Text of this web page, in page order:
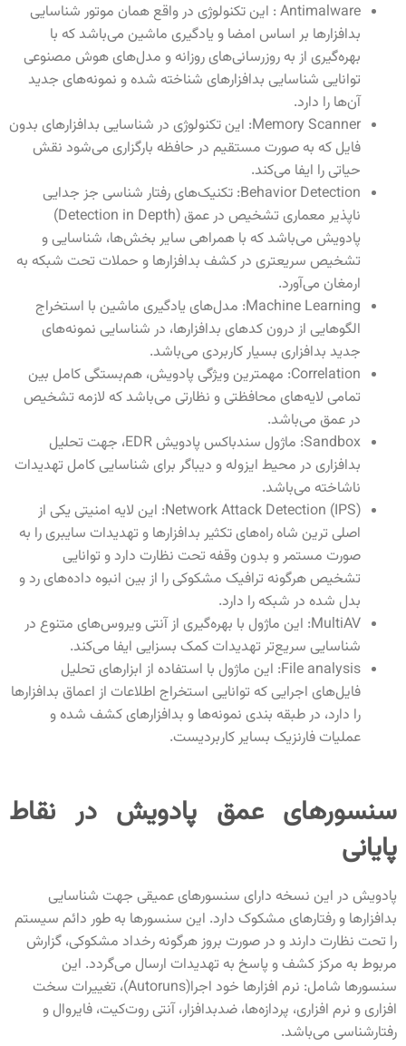
Antimalware : این تکنولوژی در واقع همان موتور شناسایی
بدافزارها بر اساس امضا و یادگیری ماشین می‌باشد که با
بهره‌گیری از به روزرسانی‌های روزانه و مدل‌های هوش مصنوعی
توانایی شناسایی بدافزارهای شناخته شده و نمونه‌های جدید
آن‌ها را دارد.
Memory Scanner: این تکنولوژی در شناسایی بدافزارهای بدون
فایل که به صورت مستقیم در حافظه بارگزاری می‌شود نقش
حیاتی را ایفا می‌کند.
Behavior Detection: تکنیک‌های رفتار شناسی جز جدایی
ناپذیر معماری تشخیص در عمق (Detection in Depth)
پادویش می‌باشد که با همراهی سایر بخش‌ها، شناسایی و
تشخیص سریعتری در کشف بدافزارها و حملات تحت شبکه به
ارمغان می‌آورد.
Machine Learning: مدل‌های یادگیری ماشین با استخراج
الگوهایی از درون کدهای بدافزارها، در شناسایی نمونه‌های
جدید بدافزاری بسیار کاربردی می‌باشد.
Correlation: مهمترین ویژگی پادویش، هم‌بستگی کامل بین
تمامی لایه‌های محافظتی و نظارتی می‌باشد که لازمه تشخیص
در عمق می‌باشد.
Sandbox: ماژول سندباکس پادویش EDR، جهت تحلیل
بدافزاری در محیط ایزوله و دیباگر برای شناسایی کامل تهدیدات
ناشاخته می‌باشد.
Network Attack Detection (IPS): این لایه امنیتی یکی از
اصلی ترین شاه راه‌های تکثیر بدافزارها و تهدیدات سایبری را به
صورت مستمر و بدون وقفه تحت نظارت دارد و توانایی
تشخیص هرگونه ترافیک مشکوکی را از بین انبوه داده‌‌های ‍‌‎‎رد و
بدل شده در شبکه را دارد.
MultiAV: این ماژول با بهره‌گیری از آنتی ویروس‌های متنوع در
شناسایی سریع‌تر تهدیدات کمک بسزایی ایفا می‌کند.
File analysis: این ماژول با استفاده از ابزارهای تحلیل
فایل‌های اجرایی که توانایی استخراج اطلاعات از اعماق بدافزارها
را دارد، در طبقه بندی نمونه‌ها و بدافزارهای کشف شده و
عملیات فارنزیک بسایر کاربردیست.
سنسورهای عمق پادویش در نقاط
پایانی
پادویش در این نسخه دارای سنسورهای عمیقی جهت شناسایی
بدافزارها و رفتارهای مشکوک دارد. این سنسورها به طور دائم سیستم
را تحت نظارت دارند و در صورت بروز هرگونه رخداد مشکوکی، گزارش
مربوط به مرکز کشف و پاسخ به تهدیدات ارسال می‌گردد. این
سنسورها شامل: نرم افزارها خود اجرا(Autoruns)، تغییرات سخت
افزاری و نرم افزاری، پردازه‌ها، ضدبدافزار، آنتی روت‌کیت، فایروال و
رفتارشناسی می‌باشد.